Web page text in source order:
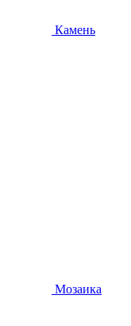
Камень
Мозаика